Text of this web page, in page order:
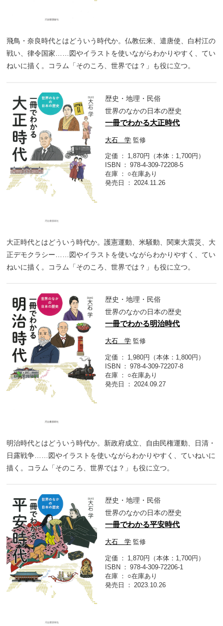
飛鳥・奈良時代とはどういう時代か。仏教伝来、遣唐使、白村江の
戦い、律令国家……図やイラストを使いながらわかりやすく、てい
ねいに描く。コラム「そのころ、世界では？」も役に立つ。
歴史・地理・民俗
世界のなかの日本の歴史
一冊でわかる大正時代
大石 学 監修
定価
1,870円（本体：1,700円）
ISBN
978-4-309-72208-5
在庫
○在庫あり
発売日
2024.11.26
大正時代とはどういう時代か。護憲運動、米騒動、関東大震災、大
正デモクラシー……図やイラストを使いながらわかりやすく、てい
ねいに描く。コラム「そのころ、世界では？」も役に立つ。
歴史・地理・民俗
世界のなかの日本の歴史
一冊でわかる明治時代
大石 学 監修
定価
1,980円（本体：1,800円）
ISBN
978-4-309-72207-8
在庫
○在庫あり
発売日
2024.09.27
明治時代とはどういう時代か。新政府成立、自由民権運動、日清・
日露戦争……図やイラストを使いながらわかりやすく、ていねいに
描く。コラム「そのころ、世界では？」も役に立つ。
歴史・地理・民俗
世界のなかの日本の歴史
一冊でわかる平安時代
大石 学 監修
定価
1,870円（本体：1,700円）
ISBN
978-4-309-72206-1
在庫
○在庫あり
発売日
2023.10.26